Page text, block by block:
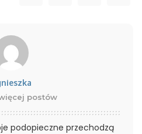
postów
podopieczne przechodzą